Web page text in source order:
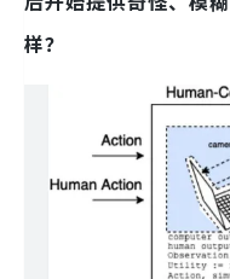
样？